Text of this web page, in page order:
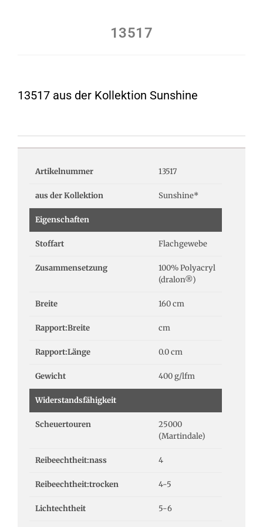
13517
13517 aus der Kollektion Sunshine
Artikelnummer 13517
aus der Kollektion Sunshine*
Eigenschaften
Stoffart Flachgewebe
Zusammensetzung
100% Polyacryl
(dralon®)
Breite 160 cm
Rapport:Breite cm
Rapport:Länge 0.0 cm
Gewicht 400 g/lfm
Widerstandsfähigkeit
Scheuertouren
25000
(Martindale)
Reibeechtheit:nass 4
Reibeechtheit:trocken 4-5
Lichtechtheit 5-6